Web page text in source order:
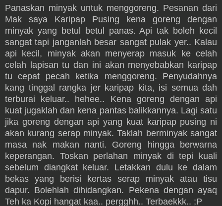
Panaskan minyak untuk menggoreng. Pesanan dari
Mak saya Karipap Pusing kena goreng dengan
minyak yang betul betul panas. Api tak boleh kecil
sangat tapi janganlah besar sangat pulak yer.. Kalau
api kecil, minyak akan menyerap masuk ke celah
celah lapisan tu dan ini akan menyebabkan karipap
tu cepat pecah ketika menggoreng. Penyudahnya
kang tinggal rangka jer karipap kita, isi semua dah
terburai keluar.. hehee.. Kena goreng dengan api
kuat jugaklah dan kena pantas balikkannya. Lagi satu
jika goreng dengan api yang kuat karipap pusing ni
akan kurang serap minyak. Taklah berminyak sangat
masa nak makan nanti. Goreng hingga berwarna
keperangan. Toskan perlahan minyak di tepi kuali
sebelum diangkat keluar. Letakkan dulu ke dalam
bekas yang berisi kertas serap minyak atau tisu
dapur. Bolehlah dihidangkan. Pekena dengan ayaq
Teh ka Kopi hangat kaa.. pergghh.. Terbaekkk.. ;P